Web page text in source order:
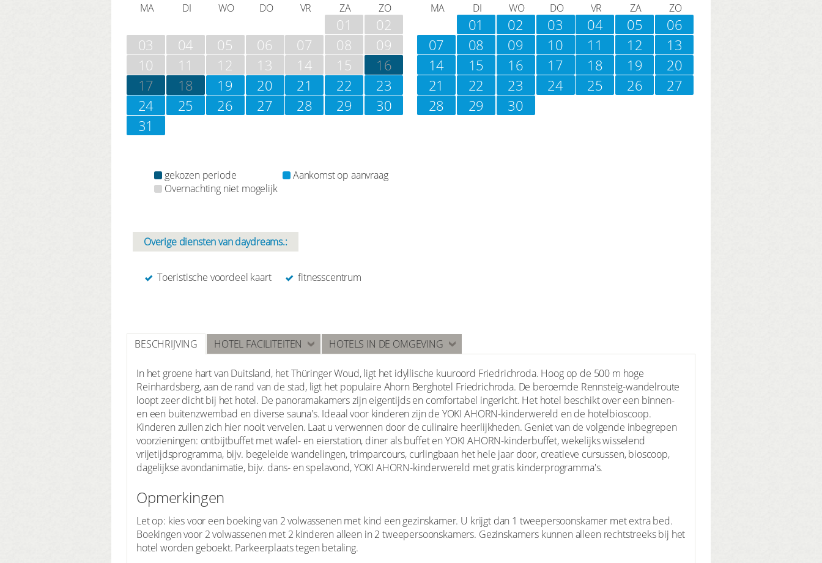
MA DI WO DO VR ZA ZO
01
02
03
04 05 06 07 08
09
10
11 12 13 14 15
16
17
18 19 20 21 22
23
24
25 26 27 28 29
30
31
MA DI WO DO VR ZA ZO
01 02 03 04 05
06
07
08 09 10 11 12
13
14
15 16 17 18 19
20
21
22 23 24 25 26
27
28
29 30
gekozen periode
Aankomst op aanvraag
Overnachting niet mogelijk
Overige diensten van daydreams.:
Toeristische voordeel kaart fitnesscentrum
BESCHRIJVING HOTEL FACILITEITEN HOTELS IN DE OMGEVING
In het groene hart van Duitsland, het Thüringer Woud, ligt het idyllische kuuroord Friedrichroda. Hoog op de 500 m hoge
Reinhardsberg, aan de rand van de stad, ligt het populaire Ahorn Berghotel Friedrichroda. De beroemde Rennsteig-wandelroute
loopt zeer dicht bij het hotel. De panoramakamers zijn eigentijds en comfortabel ingericht. Het hotel beschikt over een binnen-
en een buitenzwembad en diverse sauna's. Ideaal voor kinderen zijn de YOKI AHORN-kinderwereld en de hotelbioscoop.
Kinderen zullen zich hier nooit vervelen. Laat u verwennen door de culinaire heerlijkheden. Geniet van de volgende inbegrepen
voorzieningen: ontbijtbuffet met wafel- en eierstation, diner als buffet en YOKI AHORN-kinderbuffet, wekelijks wisselend
vrijetijdsprogramma, bijv. begeleide wandelingen, trimparcours, curlingbaan het hele jaar door, creatieve cursussen, bioscoop,
dagelijkse avondanimatie, bijv. dans- en spelavond, YOKI AHORN-kinderwereld met gratis kinderprogramma's.
Opmerkingen
Let op: kies voor een boeking van 2 volwassenen met kind een gezinskamer. U krijgt dan 1 tweepersoonskamer met extra bed.
Boekingen voor 2 volwassenen met 2 kinderen alleen in 2 tweepersoonskamers. Gezinskamers kunnen alleen rechtstreeks bij het
hotel worden geboekt. Parkeerplaats tegen betaling.